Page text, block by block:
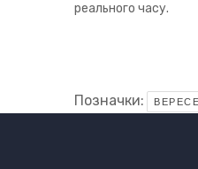
реального часу.
Позначки: